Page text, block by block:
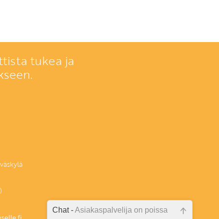
tukea ja
Chat -Asiakaspalvelija on poissa